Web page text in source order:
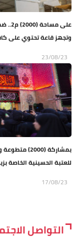
على
وتجهز قاعة تحتوي على
23/08/23
بمشاركة
للعتبة الحسينية الخاصة
17/08/23
التواصل